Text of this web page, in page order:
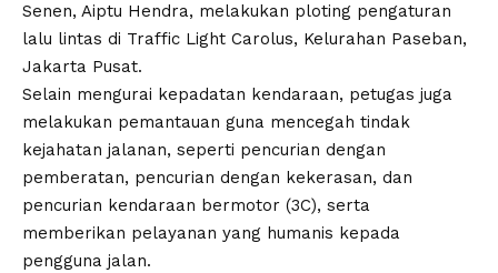
Senen, Aiptu Hendra, melakukan ploting pengaturan
lalu lintas di Traffic Light Carolus, Kelurahan Paseban,
Jakarta Pusat.
Selain mengurai kepadatan kendaraan, petugas juga
melakukan pemantauan guna mencegah tindak
kejahatan jalanan, seperti pencurian dengan
pemberatan, pencurian dengan kekerasan, dan
pencurian kendaraan bermotor (3C), serta
memberikan pelayanan yang humanis kepada
pengguna jalan.